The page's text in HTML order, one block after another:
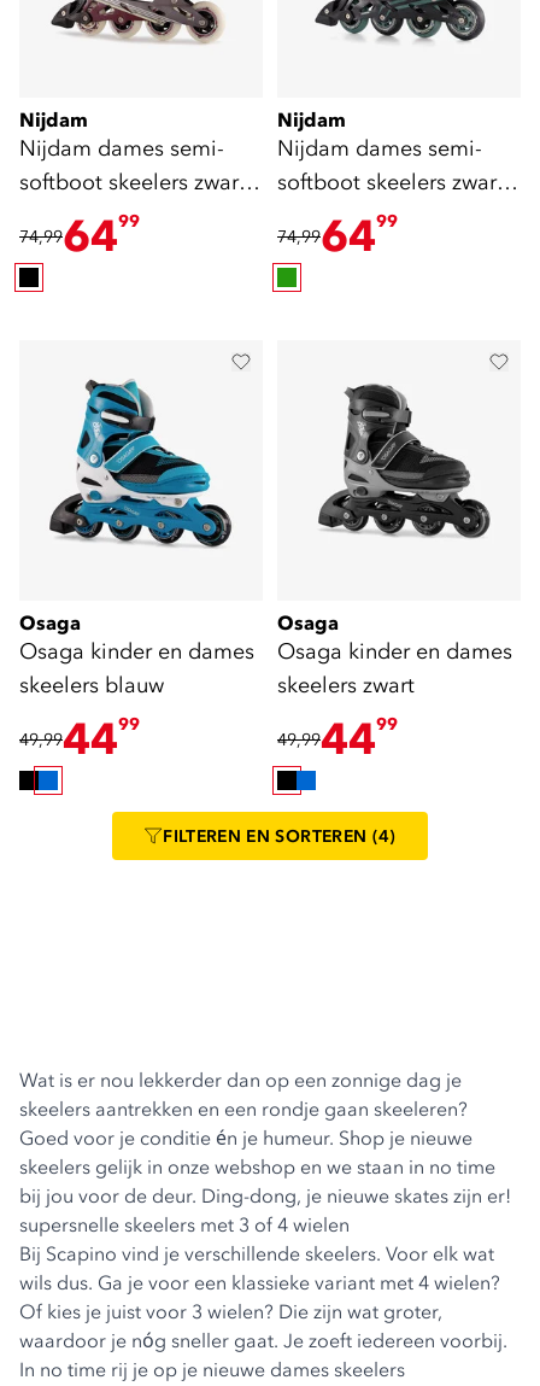
Nijdam
Nijdam dames semi-
softboot skeelers zwart
74,996499
Nijdam
Nijdam dames semi-
softboot skeelers zwart
groen
74,996499
Osaga
Osaga kinder en dames
skeelers blauw
49,994499
Osaga
Osaga kinder en dames
skeelers zwart
49,994499
FILTEREN EN SORTEREN (4)
Wat is er nou lekkerder dan op een zonnige dag je
skeelers aantrekken en een rondje gaan skeeleren?
Goed voor je conditie én je humeur. Shop je nieuwe
skeelers gelijk in onze webshop en we staan in no time
bij jou voor de deur. Ding-dong, je nieuwe skates zijn er!
supersnelle skeelers met 3 of 4 wielen
Bij Scapino vind je verschillende skeelers. Voor elk wat
wils dus. Ga je voor een klassieke variant met 4 wielen?
Of kies je juist voor 3 wielen? Die zijn wat groter,
waardoor je nóg sneller gaat. Je zoeft iedereen voorbij.
In no time rij je op je nieuwe dames skeelers